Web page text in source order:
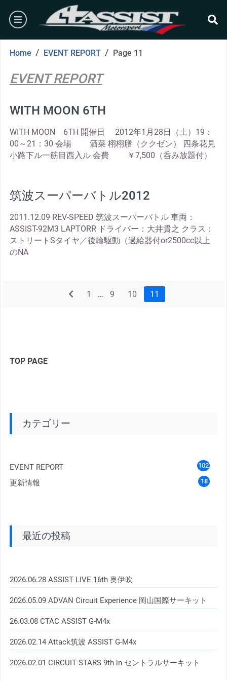
content
burger
Home / EVENT REPORT / Page 11
EVENT REPORT
WITH MOON 6TH
WITH MOON 6TH 開催日 2012年1月28日（土）19：
00～21：30 会場 酒菜 栩栩膳（ククゼン） 四条花見
小路下ル一筋目西入ル 会費 ￥7,500（呑み放題付）
筑波スーパーバトル2012
2011.12.09 REV-SPEED 筑波スーパーバトル 車両：
ASSIST-92M3 LAPTORR ドライバー：大井貴之 クラス：
ストリートSタイヤ／後輪駆動（過給器付or2500cc以上
のNA
prev1 … 9 10 11
TOP PAGE
カテゴリー
EVENT REPORT 102
更新情報 18
最近の投稿
2026.06.28 ASSIST LIVE 16th 奥伊吹
2026.05.09 ADVAN Circuit Experience 岡山国際サーキット
26.03.08 CTAC ASSIST G-M4x
2026.02.14 Attack筑波 ASSIST G-M4x
2026.02.01 CIRCUIT STARS 9th in セントラルサーキット